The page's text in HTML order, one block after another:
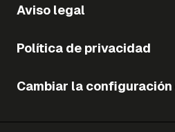
Aviso legal
Política de privacidad
Cambiar la